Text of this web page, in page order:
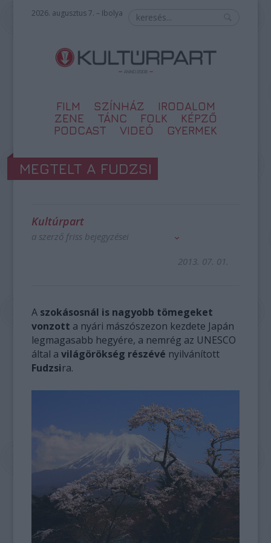
2026. augusztus 7. – Ibolya
FILM SZÍNHÁZ
IRODALOM
ZENE
TÁNC FOLK
KÉPZŐ
PODCAST
VIDEÓ GYERMEK
MEGTELT A FUDZSI
Kultúrpart
a szerző friss bejegyzései
2013. 07. 01.
A szokásosnál is nagyobb tömegeket
vonzott a nyári mászószezon kezdete Japán
legmagasabb hegyére, a nemrég az UNESCO
által avilágörökség részévé nyilvánított
Fudzsira.